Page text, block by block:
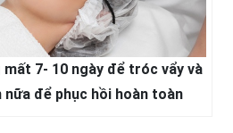
7- 10 ngày để tróc vẩy và
nữa để phục hồi hoàn toàn